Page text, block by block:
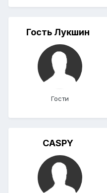
Гость Лукшин
Гости
CASPY